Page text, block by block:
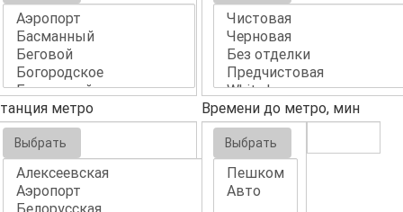
метро
Выбрать
Времени до метро, мин
Выбрать